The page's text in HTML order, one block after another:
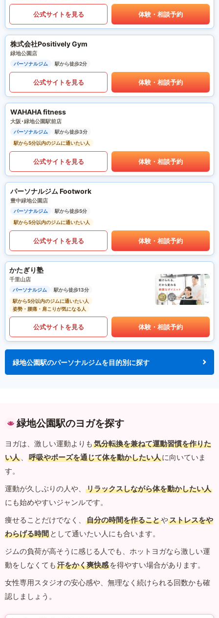
公式サイトを見る 体験・相談予約
株式会社Positively Gym
緑地公園店
パーソナルジム 駅から徒歩2分
公式サイトを見る 体験・相談予約
WAHAHA fitness
大阪･緑地公園駅前店
パーソナルジム
駅から徒歩3分
駅から5分以内のジムに通いたい人
公式サイトを見る 体験・相談予約
パーソナルジム Footwork
豊中緑地公園店
パーソナルジム
駅から徒歩5分
駅から5分以内のジムに通いたい人
公式サイトを見る 体験・相談予約
かたぎり塾
千里山店
パーソナルジム
駅から徒歩13分
駅から5分以内のジムに通いたい人
姿勢・腰痛・肩こりが気になる人
公式サイトを見る 体験・相談予約
緑地公園駅のパーソナルジムを目的別に探す
緑地公園駅のヨガを探す
ヨガは、激しい運動よりも 気分転換を兼ねて運動習慣を作りた
い人 、 呼吸やポーズを通じて体を動かしたい人に向いていま
す。
運動が久しぶりの人や、
リラックスしながら体を動かしたい人
にも始めやすいジャンルです。
痩せることだけでなく、
自分の時間を作ることやストレスをや
わらげる時間 として通いたい人にも合います。
ジムの負荷が高そうに感じる人でも、ホットヨガなら激しい運
動をしなくても 汗をかく爽快感 を得やすい場合があります。
女性専用スタジオの安心感や、無理なく続けられる回数かも確
認しましょう。